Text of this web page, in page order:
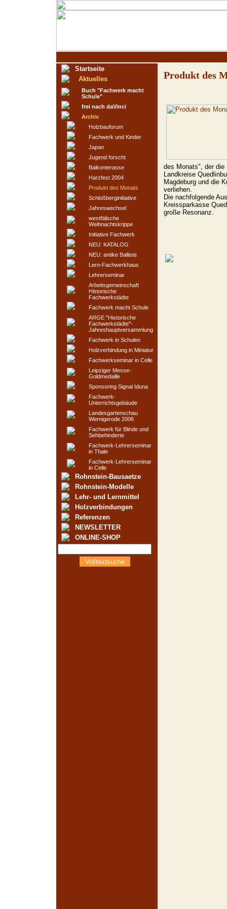
Startseite
Aktuelles
Buch "Fachwerk macht
Schule"
frei nach daVinci
Archiv
Holzbauforum
Fachwerk und Kinder
Japan
Jugend forscht
Balkonterasse
Harzfest 2004
Produkt des Monats
Schloßberginitiative
Jahreswechsel
westfälische
Weihnachtskrippe
Initiative Fachwerk
NEU: KATALOG
NEU: antike Balliste
Lern-Fachwerkhaus
Lehrerseminar
Arbeitsgemeinschaft
Historische
Fachwerkstädte
Fachwerk macht Schule
ARGE "Historische
Fachwerkstädte"-
Jahreshauptversammlung
Fachwerk in Schulen
Holzverbindung in Miniatur
Fachwerkseminar in Celle
Leipziger Messe-
Goldmedaille
Sponsoring Signal Iduna
Fachwerk-
Unterrichtsgebäude
Landesgartenschau
Wernigerode 2006
Fachwerk für Blinde und
Sehbehinderte
Fachwerk-Lehrerseminar
in Thale
Fachwerk-Lehrerseminar
in Celle
Rohnstein-Bausaetze
Rohnstein-Modelle
Lehr- und Lernmittel
Holzverbindungen
Referenzen
NEWSLETTER
ONLINE-SHOP
Volltextsuche
Produkt des
des Monats", der die
Landkreise
Magdeburg und die
verliehen.
Die nachfolgende
Kreissparkasse
große Resonanz.